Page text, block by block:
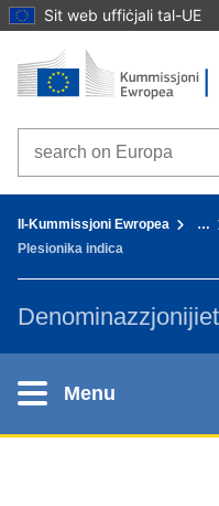
Sit web uffiċjali tal-UE
Mur fil-kontenut
Paġna Ewlenija - Il-
Search on Europa
Il-Kummissjoni Ewropea …
Plesionika indica
Menu